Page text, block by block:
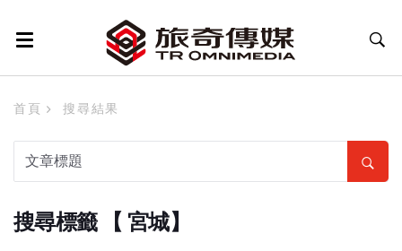
首頁 搜尋結果
搜尋標籤 【 宮城】